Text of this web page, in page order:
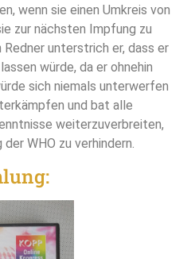
wenn sie einen Umkreis von
zur nächsten Impfung zu
Redner unterstrich er, dass er
würde, da er ohnehin
sich niemals unterwerfen
und bat alle
weiterzuverbreiten,
WHO zu verhindern.